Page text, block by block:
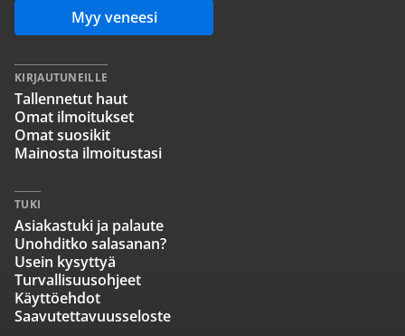
Myy veneesi
KIRJAUTUNEILLE
Tallennetut haut
Omat ilmoitukset
Omat suosikit
Mainosta ilmoitustasi
TUKI
Asiakastuki ja palaute
Unohditko salasanan?
Usein kysyttyä
Turvallisuusohjeet
Käyttöehdot
Saavutettavuusseloste